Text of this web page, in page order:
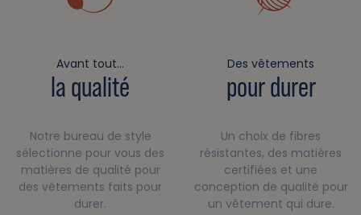
Avant tout…
la qualité
Notre bureau de style
sélectionne pour vous des
matières de qualité pour
des vêtements faits pour
durer.
Des vêtements
pour durer
Un choix de fibres
résistantes, des matières
certifiées et une
conception de qualité pour
un vêtement qui dure.